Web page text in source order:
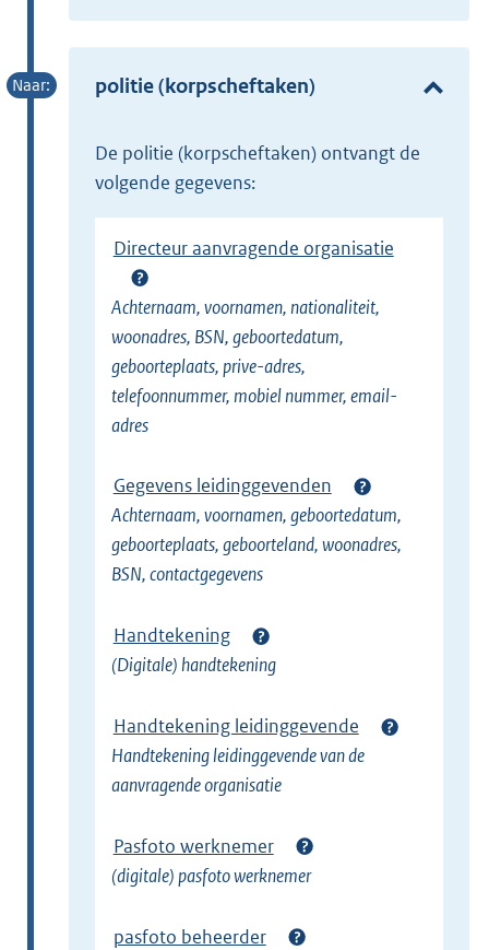
politie (korpscheftaken)
de politie (korpscheftaken) ontvangt de
volgende gegevens:
Directeur aanvragende organisatie
Achternaam, voornamen, nationaliteit,
woonadres, BSN, geboortedatum,
geboorteplaats, prive-adres,
telefoonnummer, mobiel nummer, email-
adres
Gegevens leidinggevenden
Achternaam, voornamen, geboortedatum,
geboorteplaats, geboorteland, woonadres,
BSN, contactgegevens
Handtekening
(Digitale) handtekening
Handtekening leidinggevende
Handtekening leidinggevende van de
aanvragende organisatie
Pasfoto werknemer
(digitale) pasfoto werknemer
pasfoto beheerder